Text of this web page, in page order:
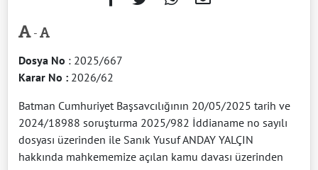
-
Dosya No : 2025/667
Karar No : 2026/62
Batman Cumhuriyet Başsavcılığının 20/05/2025 tarih ve
2024/18988 soruşturma 2025/982 İddianame no sayılı
dosyası üzerinden ile Sanık Yusuf ANDAY YALÇIN
hakkında mahkememize açılan kamu davası üzerinden